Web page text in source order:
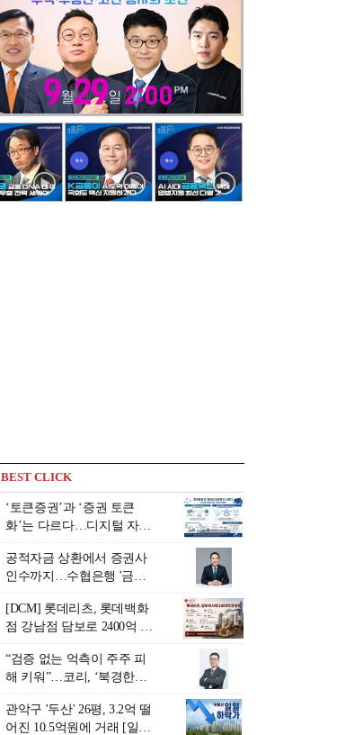
BEST CLICK
‘토큰증권’과 ‘증권 토큰
화’는 다르다…디지털 자본
공적자금 상환에서 증권사
인수까지…수협은행 '금융
행 금융그룹의 꿈①]
[DCM] 롯데리츠, 롯데백화
점 강남점 담보로 2400억 조
“검증 없는 억측이 주주 피
해 키워”…코리, ‘북경한미
관악구 '두산' 26평, 3.2억 떨
어진 10.5억원에 거래 [일일